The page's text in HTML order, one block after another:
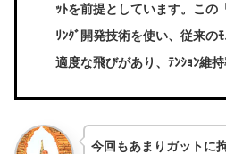
ｯﾄを前提としています。この
ﾘﾝｸﾞ開発技術を使い、従来のﾓ
適度な飛びがあり、ﾃﾝｼｮﾝ維
今回もあまりガットに